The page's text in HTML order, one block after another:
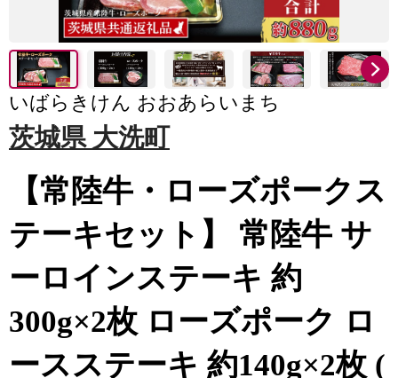
いばらきけん おおあらいまち
茨城県 大洗町
【常陸牛・ローズポークス
テーキセット】 常陸牛 サ
ーロインステーキ 約
300g×2枚 ローズポーク ロ
ースステーキ 約140g×2枚 (